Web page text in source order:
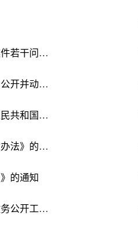
国务院办公厅转发司法部关于审理政府信息公开行政复议案件若干问题指导意见的通知
国务院办公厅政府信息与政务公开办公室关于做好规章集中公开并动态更新工作的通知
国务院办公厅政府信息与政务公开办公室关于印发《中华人民共和国政府信息公开工作年度报告格式》的通知
国务院办公厅关于印发《公共企事业单位信息公开规定制定办法》的通知
的通知
新疆维吾尔自治区人民政府办公厅关于印发2020年自治区政务公开工作要点的通知